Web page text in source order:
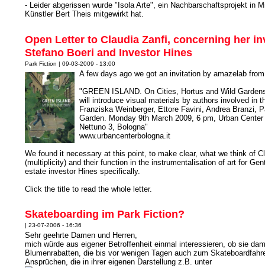
- Leider abgerissen wurde "Isola Arte", ein Nachbarschaftsprojekt in
Künstler Bert Theis mitgewirkt hat.
Open Letter to Claudia Zanfi, concerning her
Stefano Boeri and Investor Hines
Park Fiction | 09-03-2009 - 13:00
A few days ago we got an invitation by amazelab
"GREEN ISLAND. On Cities, Hortus and Wild
will introduce visual materials by authors involved in
Franziska Weinberger, Ettore Favini, Andrea Branzi,
Garden. Monday 9th March 2009, 6 pm, Urban
Nettuno 3, Bologna"
www.urbancenterbologna.it
We found it necessary at this point, to make clear, what we think of
(multiplicity) and their function in the instrumentalisation of art for
estate investor Hines specifically.
Click the title to read the whole letter.
Skateboarding im Park Fiction?
| 23-07-2006 - 16:36
Sehr geehrte Damen und Herren,
mich würde aus eigener Betroffenheit einmal interessieren, ob sie
Blumenrabatten, die bis vor wenigen Tagen auch zum
Ansprüchen, die in ihrer eigenen Darstellung z.B. unter